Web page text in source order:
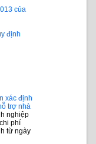
của
định
xác định
trợ nhà
nghiệp
phí
từ ngày